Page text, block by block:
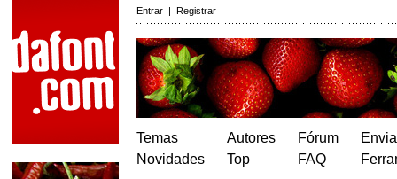
Entrar | Registrar
Temas
Novidades
Autores
Top
Fórum
FAQ